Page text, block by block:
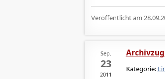
Veröffentlicht am
Sep.
23
2011
Kategorie: